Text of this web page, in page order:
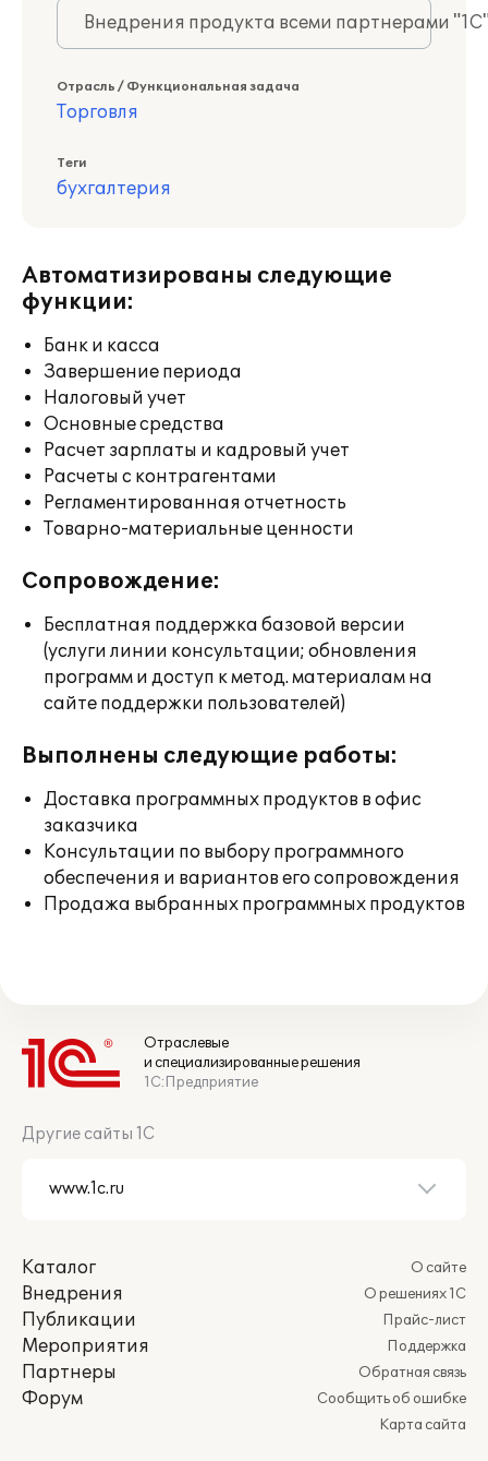
Внедрения продукта всеми партнерами
Отрасль / Функциональная задача
Торговля
Теги
бухгалтерия
Автоматизированы следующие
функции:
Банк и касса
Завершение периода
Налоговый учет
Основные средства
Расчет зарплаты и кадровый учет
Расчеты с контрагентами
Регламентированная отчетность
Товарно-материальные ценности
Сопровождение:
Бесплатная поддержка базовой версии
(услуги линии консультации; обновления
программ и доступ к метод. материалам на
сайте поддержки пользователей)
Выполнены следующие работы:
Доставка программных продуктов в офис
заказчика
Консультации по выбору программного
обеспечения и вариантов его сопровождения
Продажа выбранных программных продуктов
Отраслевые
и специализированные решения
1С:Предприятие
Другие сайты 1С
Каталог
Внедрения
Публикации
Мероприятия
Партнеры
Форум
О сайте
О решениях 1С
Прайс-лист
Поддержка
Обратная связь
Сообщить об ошибке
Карта сайта